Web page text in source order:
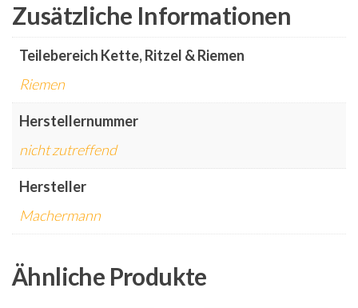
Zusätzliche Informationen
Teilebereich Kette, Ritzel & Riemen
Riemen
Herstellernummer
nicht zutreffend
Hersteller
Machermann
Ähnliche Produkte